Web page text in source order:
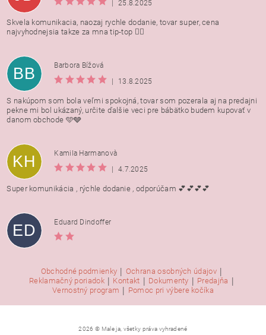
|
25.8.2025
Skvela komunikacia, naozaj rychle dodanie, tovar super, cena
najvyhodnejsia takze za mna tip-top 👍🏻
BB
Barbora Bížová
|
13.8.2025
S nakúpom som bola veľmi spokojná, tovar som pozerala aj na predajni
pekne mi bol ukázaný, určite ďalšie veci pre bábätko budem kupovať v
danom obchode 🩵🩶
KH
Kamila Harmanovà
|
4.7.2025
Super komunikácia , rýchle dodanie , odporúčam 💕💕💕💕
ED Eduard Dindoffer
Obchodné podmienky | Ochrana osobných údajov |
Reklamačný poriadok | Kontakt | Dokumenty | Predajňa |
Vernostný program | Pomoc pri výbere kočíka
2026 © Male ja, všetky práva vyhradené